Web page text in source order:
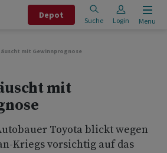
Depot
Suche Login Menu
mit Gewinnprognose
mit
Toyota blickt wegen
Kriegs vorsichtig auf das